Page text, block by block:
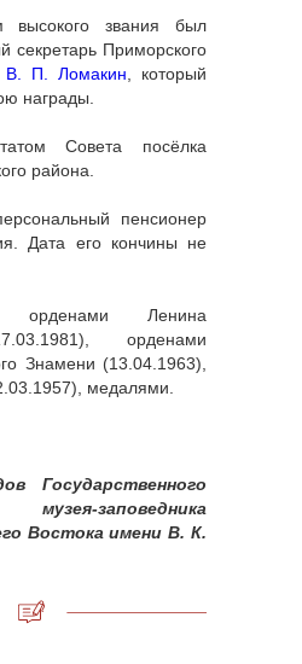
высокого звания был
секретарь Приморского
В. П. Ломакин , который
награды.
Совета посёлка
района.
пенсионер
Дата его кончины не
орденами Ленина
орденами
Знамени (13.04.1963),
медалями.
Государственного
музея-заповедника
Востока имени В. К.